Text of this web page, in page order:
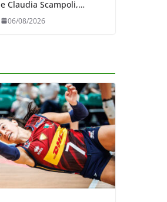
e Claudia Scampoli,
costrette al forfait
06/08/2026